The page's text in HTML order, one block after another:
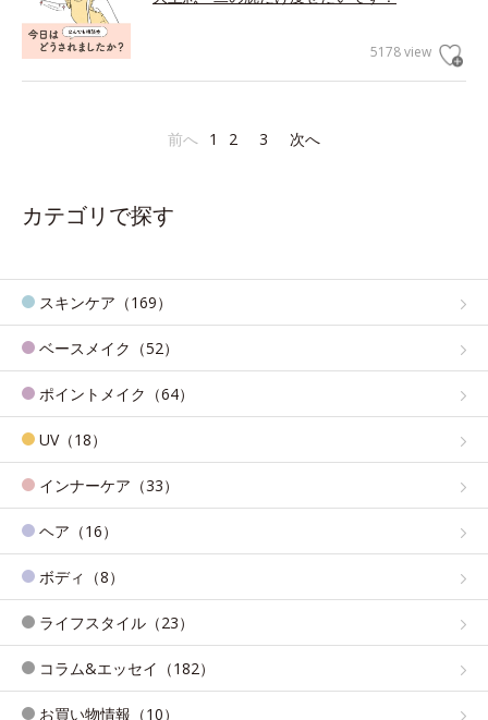
5178 view
前へ 1 2 3 次へ
カテゴリで探す
スキンケア（169）
ベースメイク（52）
ポイントメイク（64）
UV（18）
インナーケア（33）
ヘア（16）
ボディ（8）
ライフスタイル（23）
コラム&エッセイ（182）
お買い物情報（10）